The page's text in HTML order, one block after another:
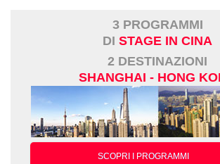
3 PROGRAMMI
DI STAGE IN CINA
2 DESTINAZIONI
SHANGHAI - HONG
SCOPRI I PROGRAMMI